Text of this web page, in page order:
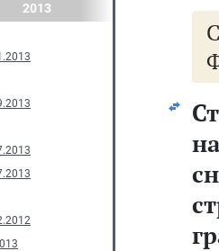
2013